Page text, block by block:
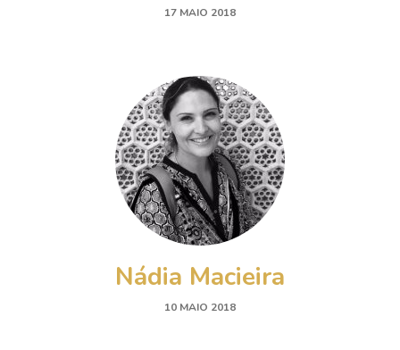
17 MAIO 2018
Nádia Macieira
10 MAIO 2018